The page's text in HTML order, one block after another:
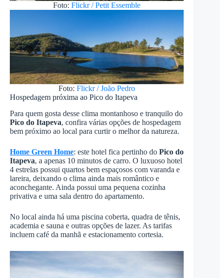
Foto:Flickr / Petit Essemble
Foto:Flickr / João Pedro
Hospedagem próxima ao Pico do Itapeva
Para quem gosta desse clima montanhoso e tranquilo do
Pico do Itapeva, confira várias opções de hospedagem
bem próximo ao local para curtir o melhor da natureza.
Home Green Home: este hotel fica pertinho do Pico do
Itapeva, a apenas 10 minutos de carro. O luxuoso hotel
4 estrelas possui quartos bem espaçosos com varanda e
lareira, deixando o clima ainda mais romântico e
aconchegante. Ainda possui uma pequena cozinha
privativa e uma sala dentro do apartamento.
No local ainda há uma piscina coberta, quadra de tênis,
academia e sauna e outras opções de lazer. As tarifas
incluem café da manhã e estacionamento cortesia.